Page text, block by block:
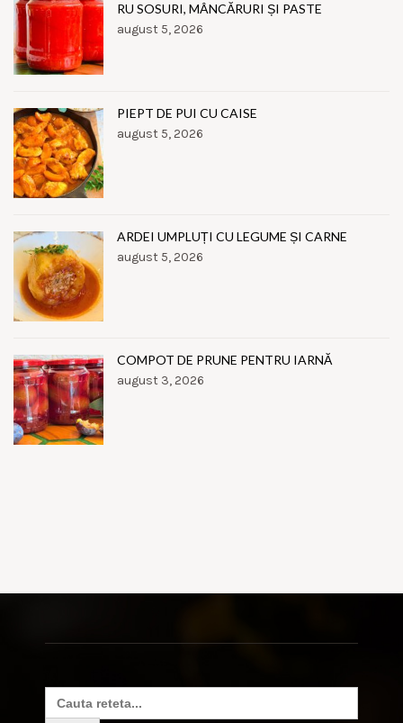
RU SOSURI, MÂNCĂRURI ȘI PASTE
august 5, 2026
PIEPT DE PUI CU CAISE
august 5, 2026
ARDEI UMPLUȚI CU LEGUME ȘI CARNE
august 5, 2026
COMPOT DE PRUNE PENTRU IARNĂ
august 3, 2026
Search
for: